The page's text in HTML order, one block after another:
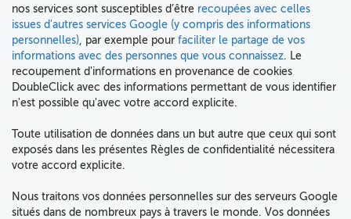
nos services sont susceptibles d’être recoupées avec celles
issues d'autres services Google (y compris des informations
personnelles), par exemple pour faciliter le partage de vos
informations avec des personnes que vous connaissez. Le
recoupement d'informations en provenance de cookies
DoubleClick avec des informations permettant de vous identifier
n'est possible qu'avec votre accord explicite.
Toute utilisation de données dans un but autre que ceux qui sont
exposés dans les présentes Règles de confidentialité nécessitera
votre accord explicite.
Nous traitons vos données personnelles sur des serveurs Google
situés dans de nombreux pays à travers le monde. Vos données